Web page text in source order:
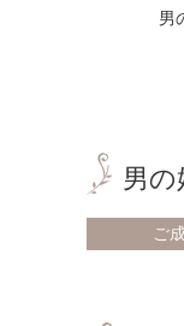
男
男
ご